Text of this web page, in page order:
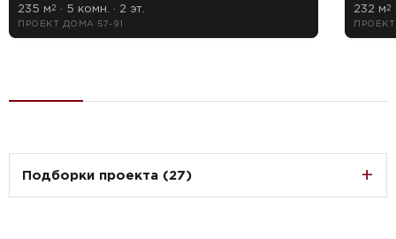
235 м 2 · 5 комн. · 2 эт.
ПРОЕКТ ДОМА 57-91
232 м 2
Подборки проекта (27)